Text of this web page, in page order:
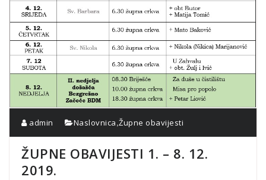
admin Naslovnica,Župne obavijesti
ŽUPNE OBAVIJESTI 1. – 8. 12.
2019.